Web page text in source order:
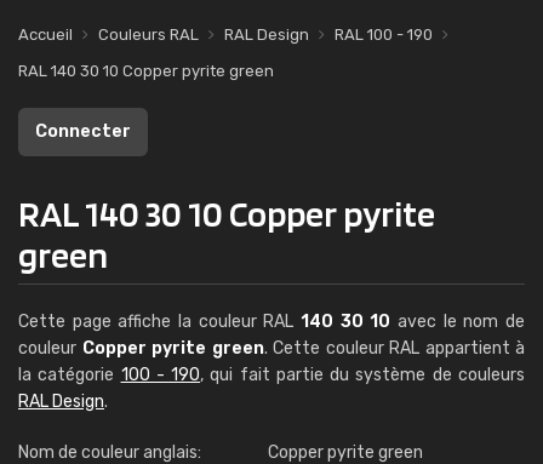
Accueil Couleurs RAL RAL Design
RAL 100 - 190
RAL 140 30 10 Copper pyrite green
Connecter
RAL 140 30 10 Copper pyrite
green
Cette page affiche la couleur RAL 140 30 10 avec le nom de
couleur Copper pyrite green. Cette couleur RAL appartient à
la catégorie 100 - 190, qui fait partie du système de couleurs
RAL Design.
Nom de couleur anglais:
Copper pyrite green